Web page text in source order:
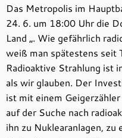
Das Metropolis im
24. 6. um 18:00 Uhr die
Land „. Wie gefährlich
weiß man spätestens seit
Radioaktive Strahlung ist
als wir glauben. Der
ist mit einem
auf der Suche nach
ihn zu Nuklearanlagen,